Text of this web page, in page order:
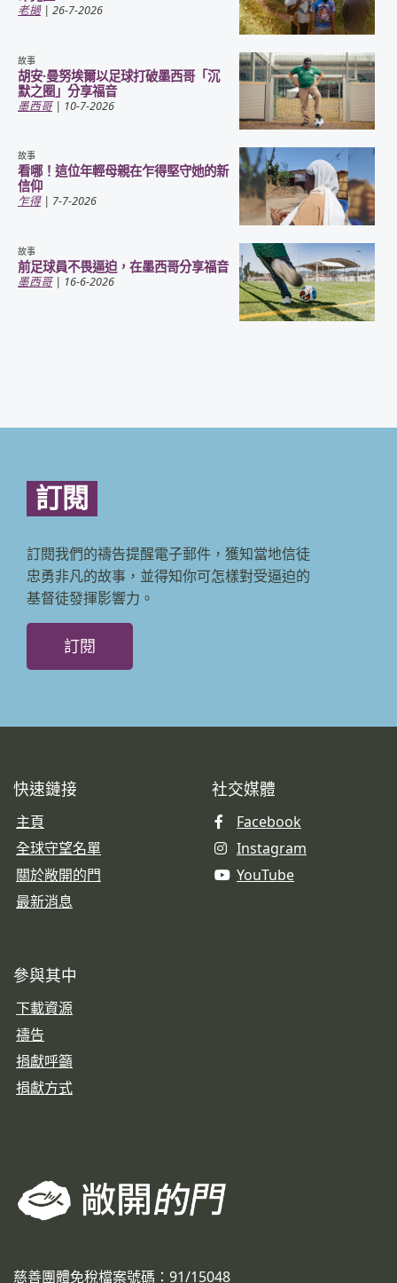
老撾| 26-7-2026
故事
胡安·曼努埃爾以足球打破墨西哥「沉
默之圈」分享福音
墨西哥| 10-7-2026
故事
看哪！這位年輕母親在乍得堅守她的新
信仰
乍得| 7-7-2026
故事
前足球員不畏逼迫，在墨西哥分享福音
墨西哥| 16-6-2026
訂閱
訂閱我們的禱告提醒電子郵件，獲知當地信徒
忠勇非凡的故事，並得知你可怎樣對受逼迫的
基督徒發揮影響力。
訂閱
快速鏈接
主頁
全球守望名單
關於敞開的門
最新消息
社交媒體
Facebook
Instagram
YouTube
參與其中
下載資源
禱告
捐獻呼籲
捐獻方式
慈善團體免稅檔案號碼：91/15048